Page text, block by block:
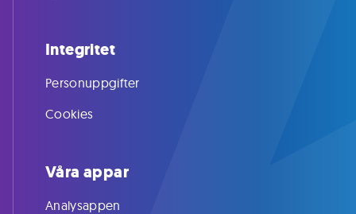
Integritet
Personuppgifter
Cookies
Våra appar
Analysappen